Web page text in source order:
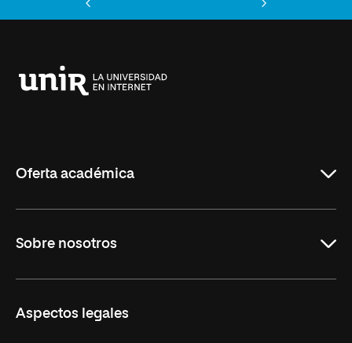
Oferta académica
Másteres Oficiales
Doctorados
Sobre nosotros
Facultades
Aspectos legales